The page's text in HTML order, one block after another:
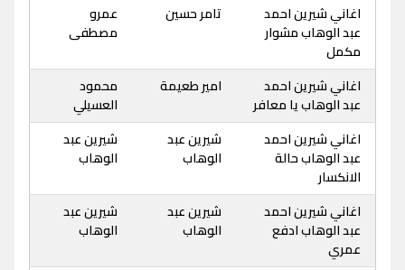
اغاني شيرين احمد
عبد الوهاب مشوار
مكمل
تامر حسين
عمرو
مصطفى
اغاني شيرين احمد
عبد الوهاب يا معافر
امير طعيمة
محمود
العسيلي
اغاني شيرين احمد
عبد الوهاب حالة
الانكسار
شيرين عبد
الوهاب
شيرين عبد
الوهاب
اغاني شيرين احمد
عبد الوهاب ادفع
عمري
شيرين عبد
الوهاب
شيرين عبد
الوهاب